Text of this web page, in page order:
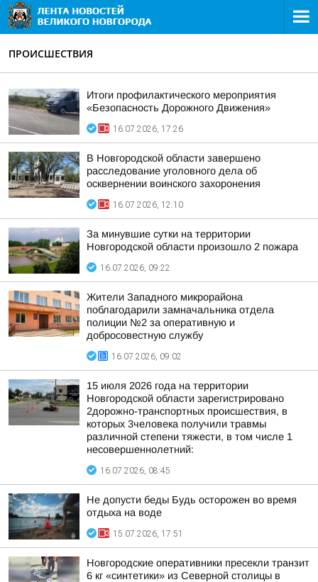
ПРОИСШЕСТВИЯ
Итоги профилактического мероприятия
«Безопасность Дорожного Движения»
16.07.2026, 17:26
В Новгородской области завершено
расследование уголовного дела об
осквернении воинского захоронения
16.07.2026, 12:10
За минувшие сутки на территории
Новгородской области произошло 2 пожара
16.07.2026, 09:22
Жители Западного микрорайона
поблагодарили замначальника отдела
полиции №2 за оперативную и
добросовестную службу
16.07.2026, 09:02
15 июля 2026 года на территории
Новгородской области зарегистрировано
2дорожно-транспортных происшествия, в
которых 3человека получили травмы
различной степени тяжести, в том числе 1
несовершеннолетний:
16.07.2026, 08:45
Не допусти беды Будь осторожен во время
отдыха на воде
15.07.2026, 17:51
Новгородские оперативники пресекли транзит
6 кг «синтетики» из Северной столицы в